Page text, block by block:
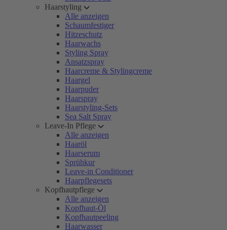
Haarstyling
Alle anzeigen
Schaumfestiger
Hitzeschutz
Haarwachs
Styling Spray
Ansatzspray
Haarcreme & Stylingcreme
Haargel
Haarpuder
Haarspray
Haarstyling-Sets
Sea Salt Spray
Leave-In Pflege
Alle anzeigen
Haaröl
Haarserum
Sprühkur
Leave-in Conditioner
Haarpflegesets
Kopfhautpflege
Alle anzeigen
Kopfhaut-Öl
Kopfhautpeeling
Haarwasser